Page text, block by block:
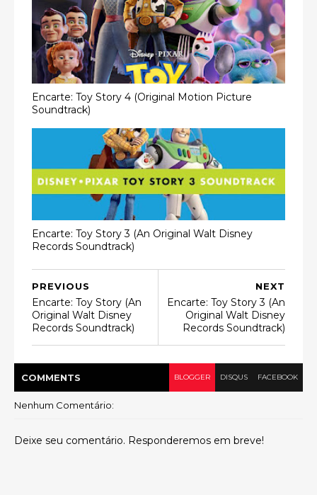
Encarte: Toy Story 4 (Original Motion Picture
Soundtrack)
Encarte: Toy Story 3 (An Original Walt Disney
Records Soundtrack)
NEXT
Encarte: Toy Story 3 (An
Original Walt Disney
Records Soundtrack)
PREVIOUS
Encarte: Toy Story (An
Original Walt Disney
Records Soundtrack)
COMMENTS BLOGGER DISQUS FACEBOOK
Nenhum Comentário:
Deixe seu comentário. Responderemos em breve!